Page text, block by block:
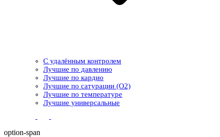
С удалённым контролем
Лучшие по давлению
Лучшие по кардио
Лучшие по сатурации (О2)
Лучшие по температуре
Лучшие универсальные
option-span